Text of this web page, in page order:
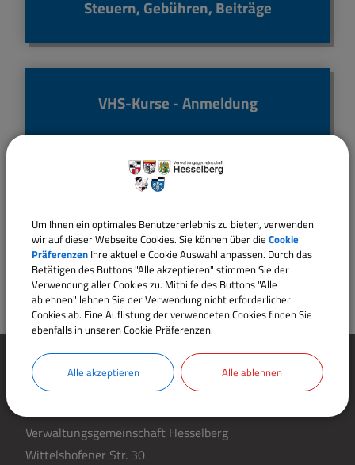
Steuern, Gebühren, Beiträge
VHS-Kurse - Anmeldung
Wasserhärte
KONTAKT
Verwaltungsgemeinschaft Hesselberg
Wittelshofener Str. 30
Um Ihnen ein optimales Benutzererlebnis zu bieten, verwenden
wir auf dieser Webseite Cookies. Sie können über die Cookie
Präferenzen Ihre aktuelle Cookie Auswahl anpassen. Durch das
Betätigen des Buttons "Alle akzeptieren" stimmen Sie der
Verwendung aller Cookies zu. Mithilfe des Buttons "Alle
ablehnen" lehnen Sie der Verwendung nicht erforderlicher
Cookies ab. Eine Auflistung der verwendeten Cookies finden Sie
ebenfalls in unseren Cookie Präferenzen.
Alle akzeptieren Alle ablehnen